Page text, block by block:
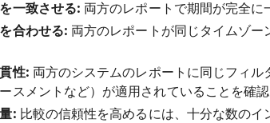
一致させる: 両方のレポートで期間が完全に
合わせる: 両方のレポートが同じタイムゾ
性: 両方のシステムのレポートに同じフィ
スメントなど）が適用されていることを確認
: 比較の信頼性を高めるには、十分な数の